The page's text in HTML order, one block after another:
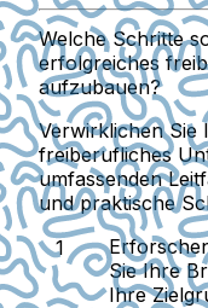
Welche Schritte
erfolgreiches
aufzubauen?
Verwirklichen Sie
freiberufliches
umfassenden
und praktische
Sie Ihre
Ihre